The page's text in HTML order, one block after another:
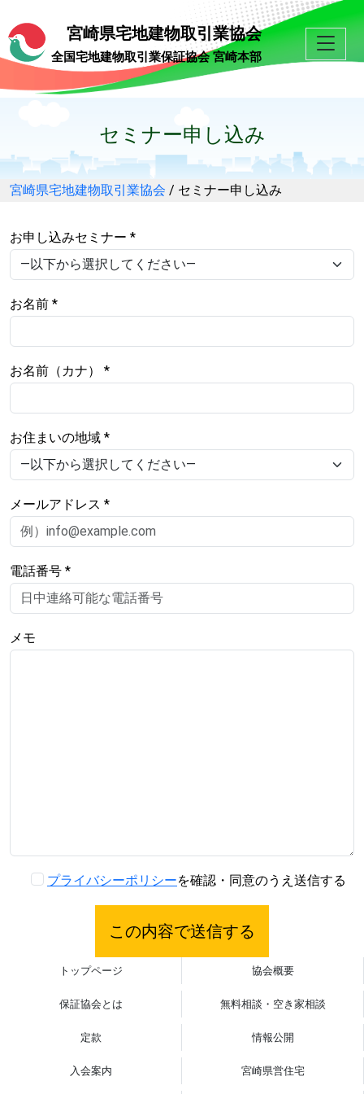
宮崎県宅地建物取引業協会
全国宅地建物取引業保証協会 宮崎本部
セミナー申し込み
宮崎県宅地建物取引業協会 / セミナー申し込み
お申し込みセミナー *
お名前 *
お名前（カナ） *
お住まいの地域 *
メールアドレス *
電話番号 *
メモ
プライバシーポリシーを確認・同意のうえ送信する
トップページ 協会概要
保証協会とは 無料相談・空き家相談
定款 情報公開
入会案内 宮崎県営住宅